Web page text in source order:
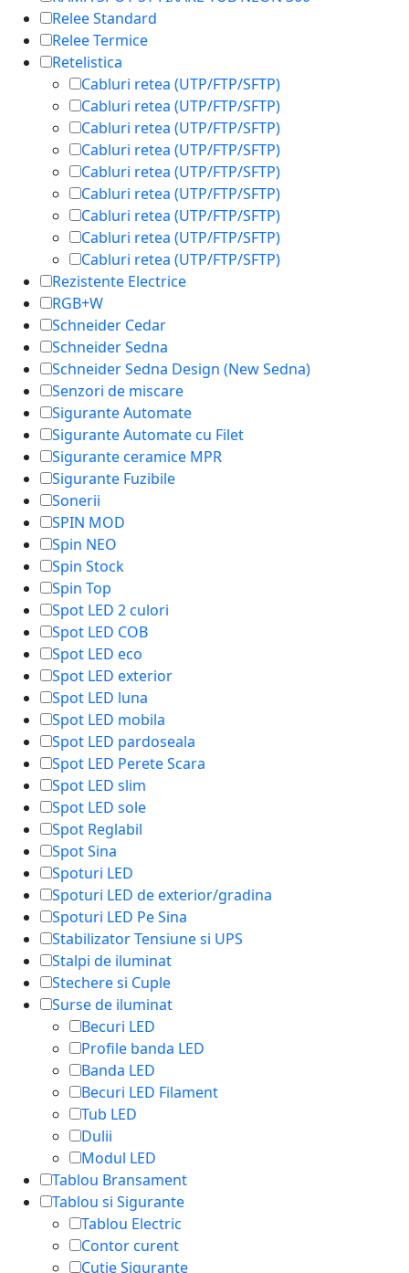
Relee Standard
Relee Termice
Retelistica
Cabluri retea (UTP/FTP/SFTP)
Cabluri retea (UTP/FTP/SFTP)
Cabluri retea (UTP/FTP/SFTP)
Cabluri retea (UTP/FTP/SFTP)
Cabluri retea (UTP/FTP/SFTP)
Cabluri retea (UTP/FTP/SFTP)
Cabluri retea (UTP/FTP/SFTP)
Cabluri retea (UTP/FTP/SFTP)
Cabluri retea (UTP/FTP/SFTP)
Rezistente Electrice
RGB+W
Schneider Cedar
Schneider Sedna
Schneider Sedna Design (New Sedna)
Senzori de miscare
Sigurante Automate
Sigurante Automate cu Filet
Sigurante ceramice MPR
Sigurante Fuzibile
Sonerii
SPIN MOD
Spin NEO
Spin Stock
Spin Top
Spot LED 2 culori
Spot LED COB
Spot LED eco
Spot LED exterior
Spot LED luna
Spot LED mobila
Spot LED pardoseala
Spot LED Perete Scara
Spot LED slim
Spot LED sole
Spot Reglabil
Spot Sina
Spoturi LED
Spoturi LED de exterior/gradina
Spoturi LED Pe Sina
Stabilizator Tensiune si UPS
Stalpi de iluminat
Stechere si Cuple
Surse de iluminat
Becuri LED
Profile banda LED
Banda LED
Becuri LED Filament
Tub LED
Dulii
Modul LED
Tablou Bransament
Tablou si Sigurante
Tablou Electric
Contor curent
Cutie Sigurante